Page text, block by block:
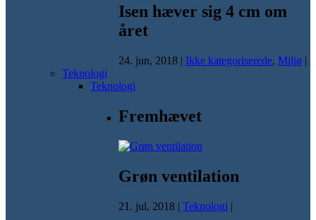
Isen hæver sig 4 cm om
året
24. jun, 2018 | Ikke kategoriserede, Miljø |
Teknologi
Teknologi
Fremhævet
Grøn ventilation
21. jul, 2018 | Teknologi |